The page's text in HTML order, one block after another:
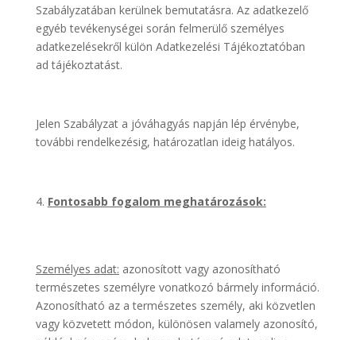
Szabályzatában kerülnek bemutatásra. Az adatkezelő
egyéb tevékenységei során felmerülő személyes
adatkezelésekről külön Adatkezelési Tájékoztatóban
ad tájékoztatást.
Jelen Szabályzat a jóváhagyás napján lép érvénybe,
további rendelkezésig, határozatlan ideig hatályos.
Fontosabb fogalom meghatározások:
Személyes adat: azonosított vagy azonosítható
természetes személyre vonatkozó bármely információ.
Azonosítható az a természetes személy, aki közvetlen
vagy közvetett módon, különösen valamely azonosító,